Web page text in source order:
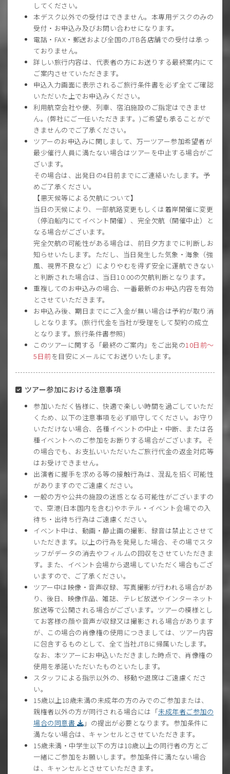
してください。
本デスク以外での受付はできません。本専用デスクのみの
受付・お申込み及びお問い合わせになります。
電話・FAX・郵送および全国のJTB各店舗での受付は承っ
ておりません。
詳しい旅行内容は、代表者の方にお送りする最終案内にて
ご案内させていただきます。
申込入力画面に表示されるご旅行条件書を必ず全てご確認
いただいた上でお申込みください。
利用航空会社や便、列車、宿泊施設のご指定はできませ
ん。(弊社にご一任いただきます。)ご希望も承ることがで
きませんのでご了承ください。
ツアーのお申込みに関しまして、万一ツアー参加希望者が
最少催行人員に満たない場合はツアーを中止する場合がご
ざいます。
その場合は、出発日の4日前までにご連絡いたします。予
めご了承ください。
【悪天候等による欠航について】
当日の天候により、一部航路変更もしくは着岸開催に変更
（停泊船内にてイベント開催）、完全欠航（開催中止）と
なる場合がございます。
完全欠航の可能性がある場合は、前日夕方までに判断しお
知らせいたします。ただし、当日発生した気象・海象（強
風、視界不良など）によりやむを得ず安全に運航できない
と判断された場合は、当日10:00の欠航判断となります。
重複してのお申込みの場合、一番最新のお申込内容を有効
とさせていただきます。
お申込み後、期日までにご入金が無い場合は予約が取り消
しとなります。(旅行代金を当社が受理をして契約の成立
となります。旅行条件書参照)
このツアーに関する「最終のご案内」をご出発の10日前〜
5日前を目安にメールにてお送りいたします。
ツアー参加における注意事項
参加いただく皆様に、快適で楽しい時間を過ごしていただ
くため、以下の注意事項を必ず順守してください。お守り
いただけない場合、各種イベントの中止・中断、または各
種イベントへのご参加をお断りする場合がございます。そ
の場合でも、お支払いいただいたご旅行代金の返金対応等
はお受けできません。
出演者に握手を求める等の接触行為は、混乱を招く可能性
がありますのでご遠慮ください。
一般の方や公共の施設の迷惑となる可能性がございますの
で、空港(日本国内を含む)やホテル・イベント会場での入
待ち・出待ち行為はご遠慮ください。
イベント中は、動画・静止画の撮影、録音は禁止とさせて
いただきます。以上の行為を発見した場合、その場でスタ
ッフがデータの消去やフィルムの回収をさせていただきま
す。また、イベント会場から退場していただく場合もござ
いますので、ご了承ください。
ツアー中は映像・音声収録、写真撮影が行われる場合があ
り、後日、映像作品、雑誌、テレビ放送やインターネット
放送等で公開される場合がございます。ツアーの模様とし
てお客様の顔や音声が収録又は撮影される場合があります
が、この場合の肖像権の使用につきましては、ツアー内容
に包含するものとして、全て当社JTBに帰属いたします。
なお、本ツアーにお申込いただきました時点で、肖像権の
使用を承諾いただいたものといたします。
スタッフによる指示以外の、移動や退席はご遠慮くださ
い。
15歳以上18歳未満の未成年の方のみでのご参加または、
親権者以外の方が同行される場合には「未成年者ご参加の
場合の同意書
」の提出が必要となります。参加条件に
満たない場合は、キャンセルとさせていただきます。
15歳未満・中学生以下の方は18歳以上の同行者の方とご
一緒にご参加をお願いします。参加条件に満たない場合
は、キャンセルとさせていただきます。